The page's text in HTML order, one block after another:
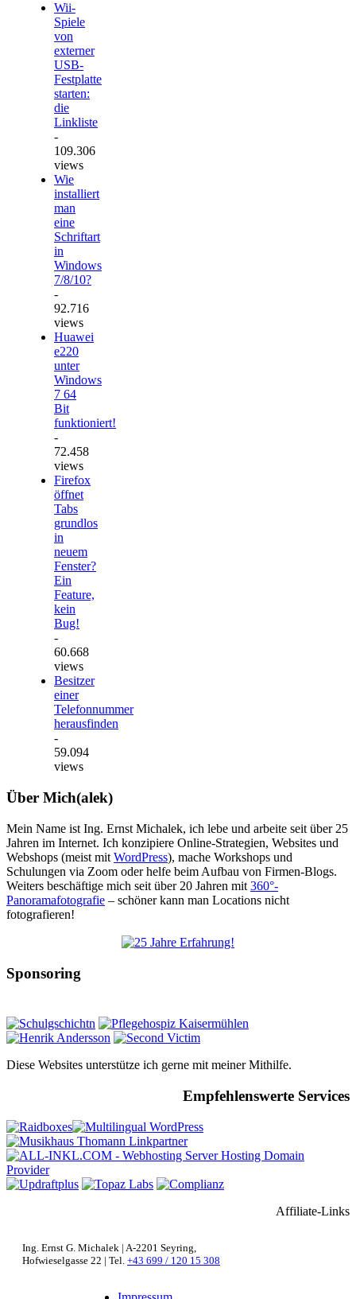
Wii-
Spiele
von
externer
USB-
Festplatte
starten:
die
Linkliste
-
109.306
views
Wie
installiert
man
eine
Schriftart
in
Windows
7/8/10?
-
92.716
views
Huawei
e220
unter
Windows
7 64
Bit
funktioniert!
-
72.458
views
Firefox
öffnet
Tabs
grundlos
in
neuem
Fenster?
Ein
Feature,
kein
Bug!
-
60.668
views
Besitzer
einer
Telefonnummer
herausfinden
-
59.094
views
Über Mich(alek)
Mein Name ist Ing. Ernst Michalek, ich lebe und arbeite seit über 25
Jahren im Internet. Ich konzipiere Online-Strategien, Websites und
Webshops (meist mit WordPress), mache Workshops und
Schulungen via Zoom oder helfe beim Aufbau von Firmen-Blogs.
Weiters beschäftige mich seit über 20 Jahren mit 360°-
Panoramafotografie – schöner kann man Locations nicht
fotografieren!
Sponsoring
Diese Websites unterstütze ich gerne mit meiner Mithilfe.
Empfehlenswerte Services
Affiliate-Links
Ing. Ernst G. Michalek | A-2201 Seyring,
Hofwieselgasse 22 | Tel. +43 699 / 120 15 308